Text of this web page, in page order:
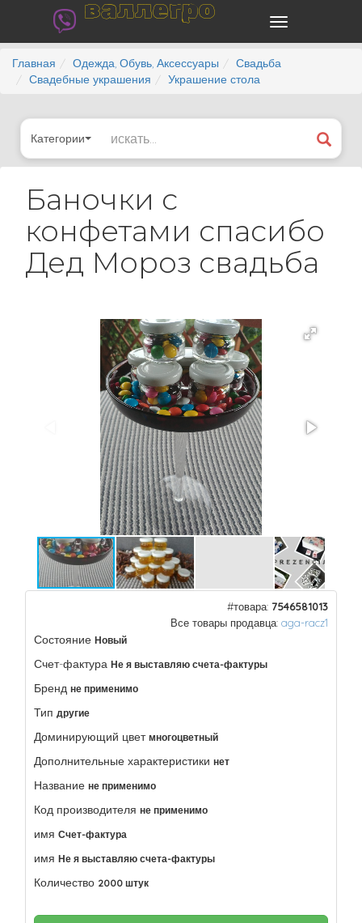
валлегро
Главная Одежда, Обувь, Аксессуары
Свадьба
Свадебные украшения
Украшение стола
Категории
Баночки с
конфетами спасибо
Дед Мороз свадьба
#товара: 7546581013
Все товары продавца: aga-racz1
Состояние Новый
Счет-фактура Не я выставляю счета-фактуры
Бренд не применимо
Тип другие
Доминирующий цвет многоцветный
Дополнительные характеристики нет
Название не применимо
Код производителя не применимо
имя Счет-фактура
имя Не я выставляю счета-фактуры
Количество 2000 штук